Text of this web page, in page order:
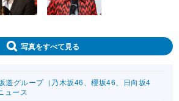
写真をすべて見る
道グループ（乃木坂46、櫻坂46、日向坂4
ュース